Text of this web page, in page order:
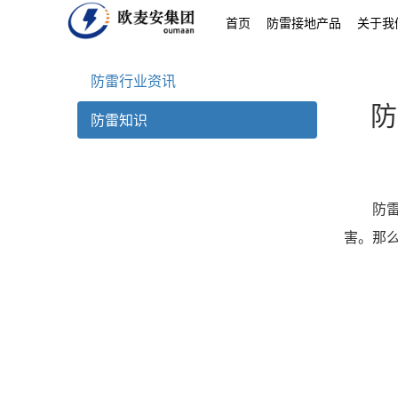
首页 防雷接地产品 关于我
防雷行业资讯
防雷知识
防雷
害。那